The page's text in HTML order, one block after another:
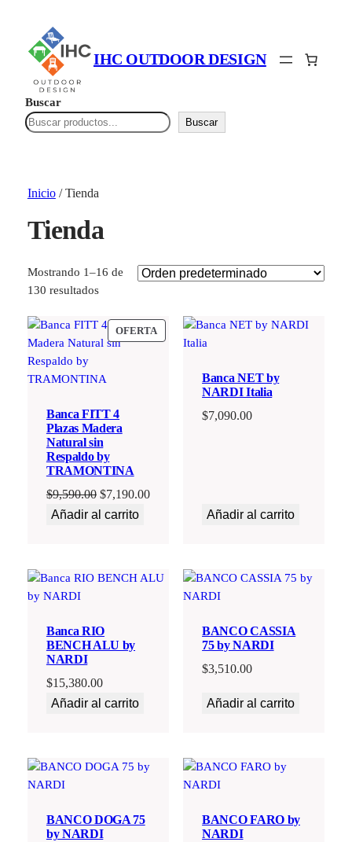
IHC OUTDOOR DESIGN
Buscar
Buscar
Inicio/ Tienda
Tienda
Mostrando 1–16 de
130 resultados
OFERTA PRODUCTO
EN
Banca FITT 4
Plazas Madera
Natural sin
Respaldo by
TRAMONTINA
$9,590.00 El
precio
$9,590.00.
$7,190.00El
$7,190.00.
Añadir al carrito
Banca NET by
NARDI Italia
$7,090.00
Añadir al carrito
Banca RIO
BENCH ALU by
NARDI
$15,380.00
Añadir al carrito
BANCO CASSIA
75 by NARDI
$3,510.00
Añadir al carrito
BANCO DOGA 75
by NARDI
BANCO FARO by
NARDI